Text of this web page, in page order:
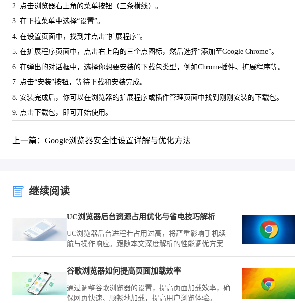
2. 点击浏览器右上角的菜单按钮（三条横线）。
3. 在下拉菜单中选择“设置”。
4. 在设置页面中，找到并点击“扩展程序”。
5. 在扩展程序页面中，点击右上角的三个点图标，然后选择“添加至Google Chrome”。
6. 在弹出的对话框中，选择你想要安装的下载包类型，例如Chrome插件、扩展程序等。
7. 点击“安装”按钮，等待下载和安装完成。
8. 安装完成后，你可以在浏览器的扩展程序或插件管理页面中找到刚刚安装的下载包。
9. 点击下载包，即可开始使用。
上一篇：Google浏览器安全性设置详解与优化方法
继续阅读
UC浏览器后台资源占用优化与省电技巧解析
UC浏览器后台进程若占用过高，将严重影响手机续
航与操作响应。跟随本文深度解析的性能调优方案，
谷歌浏览器如何提高页面加载效率
通过调整谷歌浏览器的设置，提高页面加载效率，确
保网页快速、顺畅地加载，提高用户浏览体验。